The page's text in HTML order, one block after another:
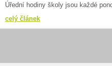
Úřední hodiny školy jsou každé
celý článek